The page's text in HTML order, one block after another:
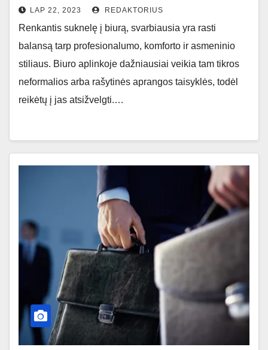
LAP 22, 2023 REDAKTORIUS
Renkantis suknelę į biurą, svarbiausia yra rasti
balansą tarp profesionalumo, komforto ir asmeninio
stiliaus. Biuro aplinkoje dažniausiai veikia tam tikros
neformalios arba rašytinės aprangos taisyklės, todėl
reikėtų į jas atsižvelgti.…